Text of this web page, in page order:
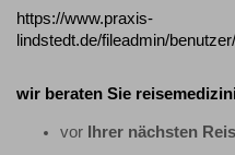
https://www.praxis-
lindstedt.de/fileadmin/
wir beraten Sie
vor
Ihrer nächsten